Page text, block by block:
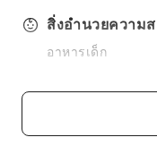
สิ่งอำนวยความ
อาหารเด็ก
อินเทอร์เน็ตไร้สา